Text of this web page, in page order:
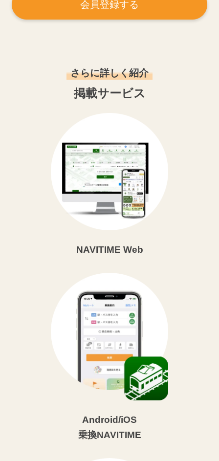
会員登録する
さらに詳しく紹介
掲載サービス
NAVITIME Web
Android/iOS
乗換NAVITIME